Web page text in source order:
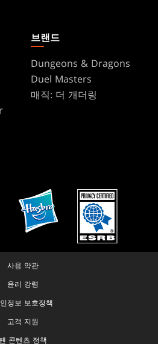
브랜드
Dungeons & Dragons
Duel Masters
매직: 더 개더링
사용 약관
윤리 강령
정보 보호정책
고객 지원
콘텐츠 정책